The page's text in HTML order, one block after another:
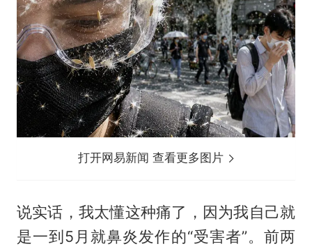
打开网易新闻 查看更多图片
说实话，我太懂这种痛了，因为我自己就
是一到5月就鼻炎发作的“受害者”。前两